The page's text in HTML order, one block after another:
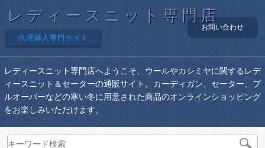
レディースニット専門店
代理購入専門サイト
お問い合わせ
レディースニット専門店へようこそ、ウールやカシミヤに関するレデ
ィースニット＆セーターの通販サイト。カーディガン、セーター、プ
ルオーバーなどの寒い冬に用意された商品のオンラインショッピング
をお楽しみいただけます。